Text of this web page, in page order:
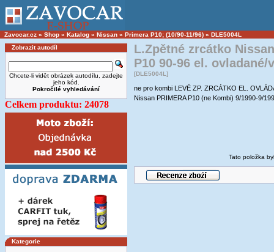
Zavocar.cz » Shop » Katalog » Nissan » Primera P10; (10/90-11/96) » DLE5004L
Zobrazit autodíl
Chcete-li vidět obrázek autodílu, zadejte
jeho kód.
Pokročilé vyhledávání
Celkem produktu: 24078
Kategorie
L.Zpětné zrcátko
P10 90-96 el. ovladané/
[DLE5004L]
ne pro kombi LEVÉ ZP. ZRCÁTKO EL.
Nissan PRIMERA P10 (ne Kombi) 9/1990-9/
Tato položka